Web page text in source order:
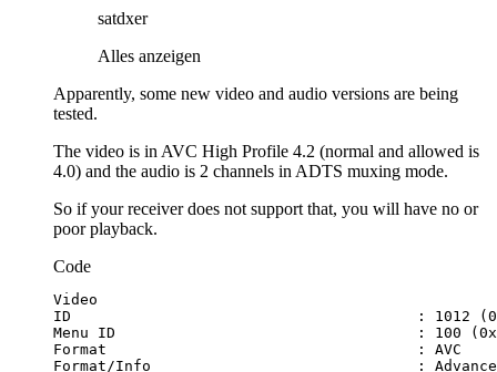
satdxer
Alles anzeigen
Apparently, some new video and audio versions are being
tested.
The video is in AVC High Profile 4.2 (normal and allowed is
4.0) and the audio is 2 channels in ADTS muxing mode.
So if your receiver does not support that, you will have no or
poor playback.
Code